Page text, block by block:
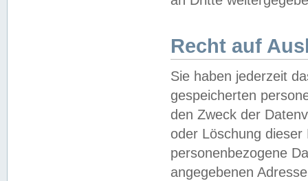
Recht auf
Sie haben jederzeit
gespeicherten
den Zweck der
oder Löschung
personenbezogene
angegebenen